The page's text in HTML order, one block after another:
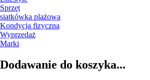
Sprzęt
siatkówka plażowa
Kondycja fizyczna
Wyprzedaż
Marki
Dodawanie do koszyka...